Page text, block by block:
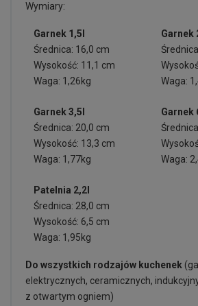
Wymiary:
Garnek 1,5l
Średnica: 16,0 cm
Wysokość: 11,1 cm
Waga: 1,26kg
Garnek
Waga:
Garnek 3,5l
Średnica: 20,0 cm
Wysokość: 13,3 cm
Waga: 1,77kg
Garnek
Waga:
Patelnia 2,2l
Średnica: 28,0 cm
Wysokość: 6,5 cm
Waga: 1,95kg
Do wszystkich rodzajów kuchenek
elektrycznych, ceramicznych,
z otwartym ogniem)